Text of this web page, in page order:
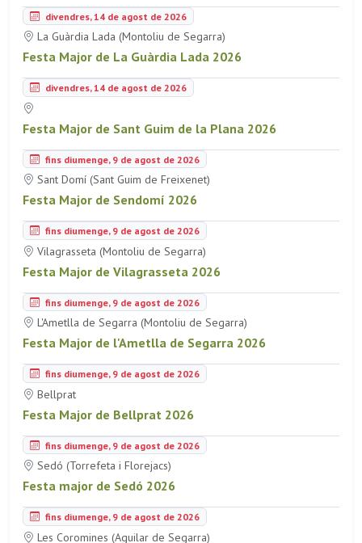
divendres, 14 de agost de 2026
La Guàrdia Lada (Montoliu de Segarra)
Festa Major de La Guàrdia Lada 2026
divendres, 14 de agost de 2026
Festa Major de Sant Guim de la Plana 2026
fins diumenge, 9 de agost de 2026
Sant Domí (Sant Guim de Freixenet)
Festa Major de Sendomí 2026
fins diumenge, 9 de agost de 2026
Vilagrasseta (Montoliu de Segarra)
Festa Major de Vilagrasseta 2026
fins diumenge, 9 de agost de 2026
L'Ametlla de Segarra (Montoliu de Segarra)
Festa Major de l'Ametlla de Segarra 2026
fins diumenge, 9 de agost de 2026
Bellprat
Festa Major de Bellprat 2026
fins diumenge, 9 de agost de 2026
Sedó (Torrefeta i Florejacs)
Festa major de Sedó 2026
fins diumenge, 9 de agost de 2026
Les Coromines (Aguilar de Segarra)